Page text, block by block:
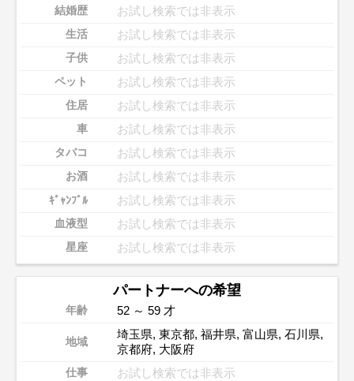
結婚歴 お試し検索では非表示
生活 お試し検索では非表示
子供 お試し検索では非表示
ペット お試し検索では非表示
住居 お試し検索では非表示
車 お試し検索では非表示
タバコ お試し検索では非表示
お酒 お試し検索では非表示
ｷﾞｬﾝﾌﾞﾙ お試し検索では非表示
血液型 お試し検索では非表示
星座 お試し検索では非表示
パートナーへの希望
年齢 52 ～ 59 才
地域
埼玉県, 東京都, 福井県, 富山県, 石川県,
京都府, 大阪府
仕事 お試し検索では非表示